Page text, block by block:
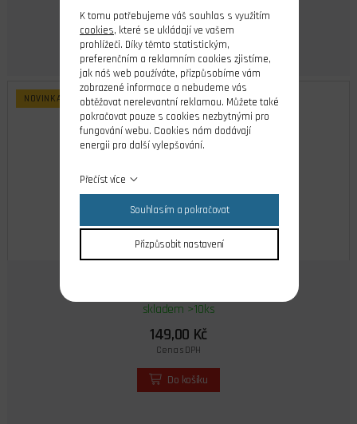
Do košíku
NOVINKA
skladem >10ks
149,00 Kč
Cena s DPH
Do košíku
K tomu potřebujeme váš souhlas s využitím
cookies, které se ukládají ve vašem
prohlížeči. Díky těmto statistickým,
preferenčním a reklamním cookies zjistíme,
jak náš web používáte, přizpůsobíme vám
zobrazené informace a nebudeme vás
obtěžovat nerelevantní reklamou. Můžete také
pokračovat pouze s cookies nezbytnými pro
fungování webu. Cookies nám dodávají
energii pro další vylepšování.
Přečíst více
Souhlasím a pokračovat
Přizpůsobit nastavení